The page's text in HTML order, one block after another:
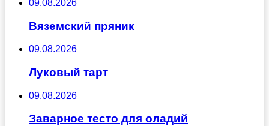
09.08.2026
Вяземский пряник
09.08.2026
Луковый тарт
09.08.2026
Заварное тесто для оладий